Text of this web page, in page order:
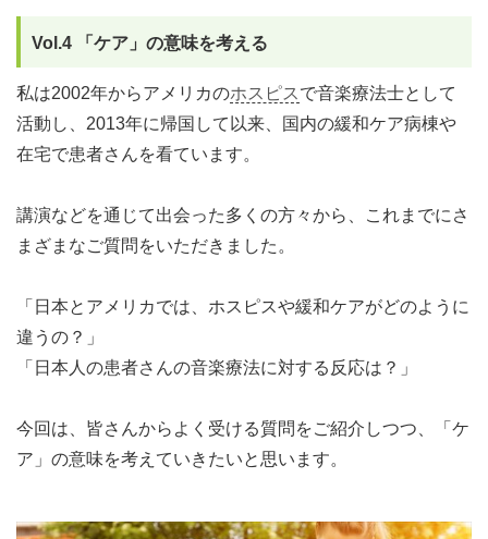
Vol.4 「ケア」の意味を考える
私は2002年からアメリカのホスピス で音楽療法士として
活動し、2013年に帰国して以来、国内の緩和ケア病棟や
在宅で患者さんを看ています。
講演などを通じて出会った多くの方々から、これまでにさ
まざまなご質問をいただきました。
「日本とアメリカでは、ホスピスや緩和ケアがどのように
違うの？」
「日本人の患者さんの音楽療法に対する反応は？」
今回は、皆さんからよく受ける質問をご紹介しつつ、「ケ
ア」の意味を考えていきたいと思います。